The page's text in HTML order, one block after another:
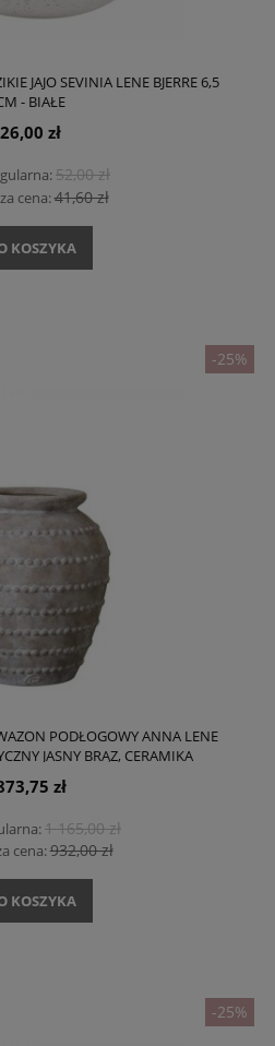
JAJO SEVINIA LENE BJERRE 6,5
- BIAŁE
26,00 zł
52,00 zł
cena:41,60 zł
KOSZYKA
PODŁOGOWY ANNA LENE
JASNY BRĄZ, CERAMIKA
zł
1 165,00 zł
cena:932,00 zł
KOSZYKA
-25%
-25%